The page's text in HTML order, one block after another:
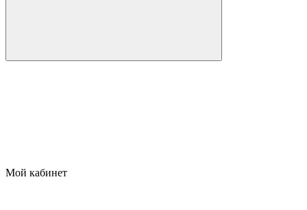
Мой кабинет